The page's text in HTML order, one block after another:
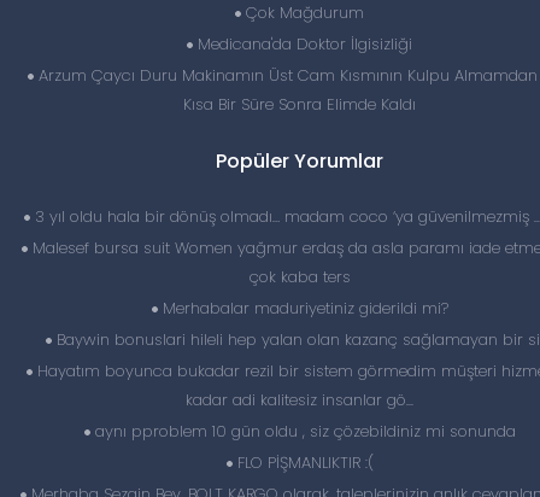
Çok Mağdurum
Medicana'da Doktor İlgisizliği
Arzum Çaycı Duru Makinamın Üst Cam Kısmının Kulpu
Kısa Bir Süre Sonra Elimde Kaldı
Popüler Yorumlar
3 yıl oldu hala bir dönüş olmadı… madam coco ‘ya güvenilmezmiş
Malesef bursa suit Women yağmur erdaş da asla paramı iade
çok kaba ters
Merhabalar maduriyetiniz giderildi mi?
Baywin bonuslari hileli hep yalan olan kazanç sağlamayan bir
Hayatım boyunca bukadar rezil bir sistem görmedim müşteri
kadar adi kalitesiz insanlar gö...
aynı pproblem 10 gün oldu , siz çözebildiniz mi sonunda
FLO PİŞMANLIKTIR :(